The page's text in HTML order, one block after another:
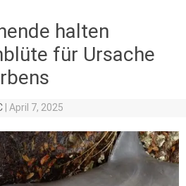
halten
für Ursache
April 7, 2025